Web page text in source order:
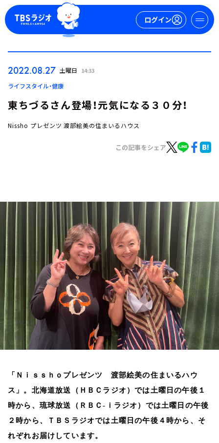
ログイン
ログイン
トピックス
TBS Podcast
お知らせ
イベント・グッズ
YouTube
会社情報
2022.08.27 土曜日 14:33
ライフスタイル・健康
東ちづるさん登場！元気になる３０分！
Nissho プレゼンツ 渡部絵美の住まいるハウス
この記事をシェア
「Ｎｉｓｓｈｏプレゼンツ 渡部絵美の住まいるハウ
ス」。北海道放送（ＨＢＣラジオ）では土曜日の午後１
時から、琉球放送（ＲＢＣ‐ｉラジオ）では土曜日の午後
２時から、ＴＢＳラジオでは土曜日の午後４時から、そ
れぞれお届けしています。